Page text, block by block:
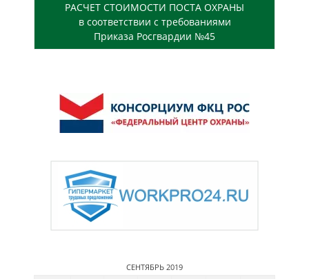
РАСЧЕТ СТОИМОСТИ ПОСТА ОХРАНЫ
в соответствии с требованиями
Приказа Росгвардии №45
СЕНТЯБРЬ 2019